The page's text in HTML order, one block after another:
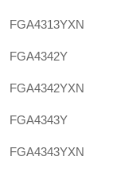
FGA4313YXN
FGA4342Y
FGA4342YXN
FGA4343Y
FGA4343YXN